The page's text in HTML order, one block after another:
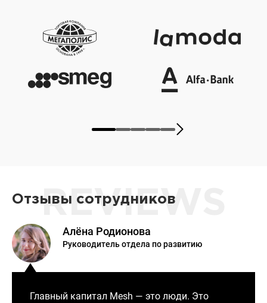
REVIEWS
Отзывы сотрудников
Алёна Родионова
Руководитель отдела по развитию
Главный капитал Mesh — это люди. Это